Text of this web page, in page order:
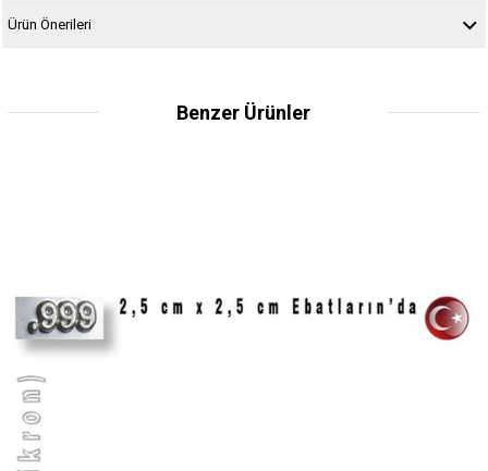
Ürün Önerileri
Benzer Ürünler